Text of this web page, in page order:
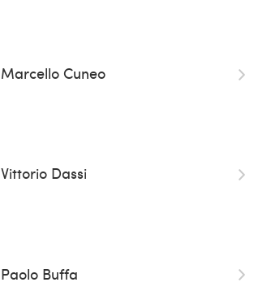
Marcello Cuneo
Vittorio Dassi
Paolo Buffa